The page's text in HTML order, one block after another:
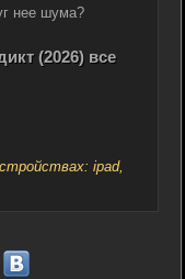
нее шума?
(2026) все
ipad,